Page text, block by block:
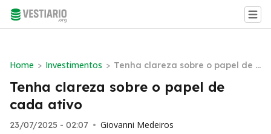
Home > Investimentos > Tenha clareza sobre o papel de c
ada ativo
Tenha clareza sobre o papel de
cada ativo
23/07/2025 - 02:07 • Giovanni Medeiros